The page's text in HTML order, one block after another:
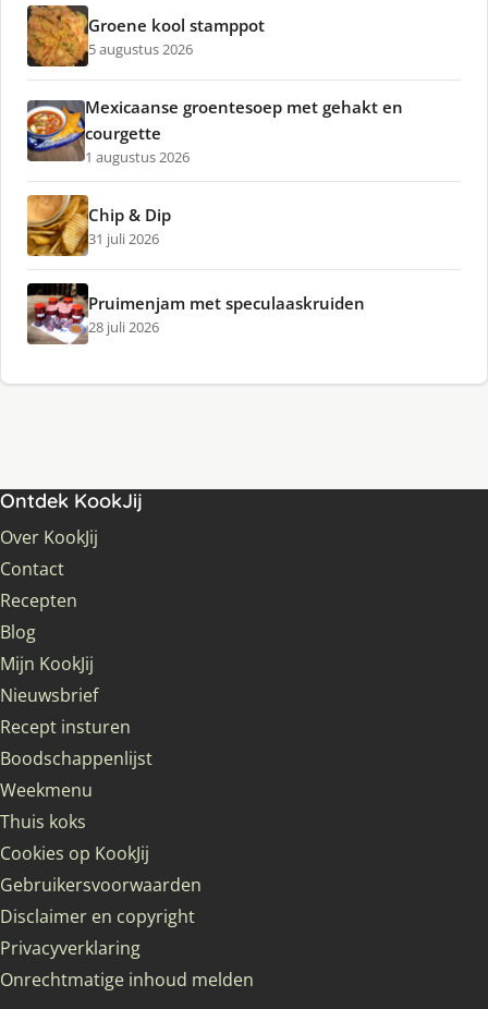
Groene kool stamppot
5 augustus 2026
Mexicaanse groentesoep met gehakt en
courgette
1 augustus 2026
Chip & Dip
31 juli 2026
Pruimenjam met speculaaskruiden
28 juli 2026
Ontdek KookJij
Over KookJij
Contact
Recepten
Blog
Mijn KookJij
Nieuwsbrief
Recept insturen
Boodschappenlijst
Weekmenu
Thuis koks
Cookies op KookJij
Gebruikersvoorwaarden
Disclaimer en copyright
Privacyverklaring
Onrechtmatige inhoud melden